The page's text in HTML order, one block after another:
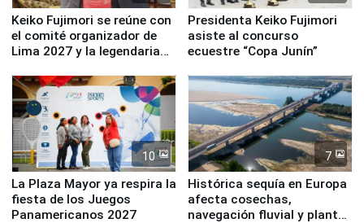
Keiko Fujimori se reúne con
el comité organizador de
Lima 2027 y la legendaria
Presidenta Keiko Fujimori
asiste al concurso
ecuestre “Copa Junín”
10
La Plaza Mayor ya respira la
fiesta de los Juegos
Panamericanos 2027
7
Histórica sequía en Europa
afecta cosechas,
navegación fluvial y plantas